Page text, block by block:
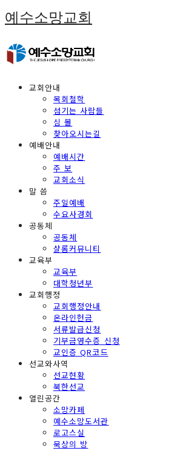
예수소망교회
교회안내
목회철학
섬기는 사람들
심 볼
찾아오시는길
예배안내
예배시간
주 보
교회소식
말 씀
주일예배
수요사경회
공동체
공동체
샬롬커뮤니티
교육부
교육부
대학청년부
교회행정
교회행정안내
온라인헌금
서류발급신청
기부금영수증 신청
교인증 QR코드
선교와사역
선교현황
북한선교
열린공간
소망카페
예수소망도서관
로고스실
묵상의 방